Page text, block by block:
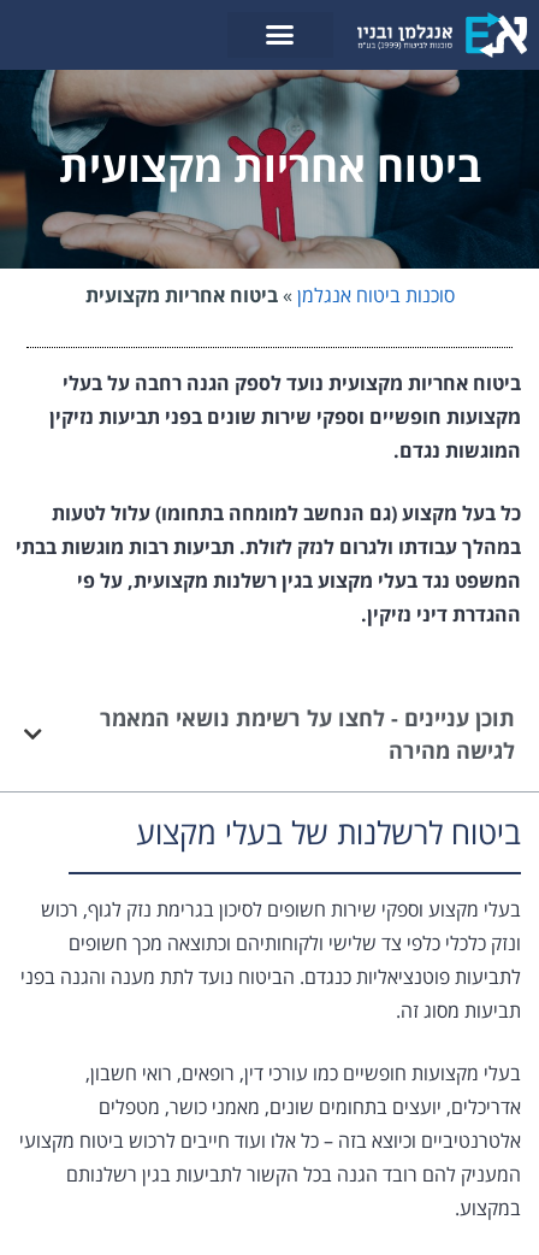
לתוכן
ביטוח אחריות מקצועית
סוכנות ביטוח אנגלמן »ביטוח אחריות מקצועית
ביטוח אחריות מקצועית נועד לספק הגנה רחבה על בעלי
מקצועות חופשיים וספקי שירות שונים בפני תביעות נזיקין
המוגשות נגדם.
כל בעל מקצוע (גם הנחשב למומחה בתחומו) עלול לטעות
במהלך עבודתו ולגרום לנזק לזולת. תביעות רבות מוגשות בבתי
המשפט נגד בעלי מקצוע בגין רשלנות מקצועית, על פי
ההגדרת דיני נזיקין.
תוכן עניינים - לחצו על רשימת נושאי המאמר
לגישה מהירה
ביטוח לרשלנות של בעלי מקצוע
בעלי מקצוע וספקי שירות חשופים לסיכון בגרימת נזק לגוף, רכוש
ונזק כלכלי כלפי צד שלישי ולקוחותיהם וכתוצאה מכך חשופים
לתביעות פוטנציאליות כנגדם. הביטוח נועד לתת מענה והגנה בפני
תביעות מסוג זה.
בעלי מקצועות חופשיים כמו עורכי דין, רופאים, רואי חשבון,
אדריכלים, יועצים בתחומים שונים, מאמני כושר, מטפלים
אלטרנטיביים וכיוצא בזה – כל אלו ועוד חייבים לרכוש ביטוח מקצועי
המעניק להם רובד הגנה בכל הקשור לתביעות בגין רשלנותם
במקצוע.